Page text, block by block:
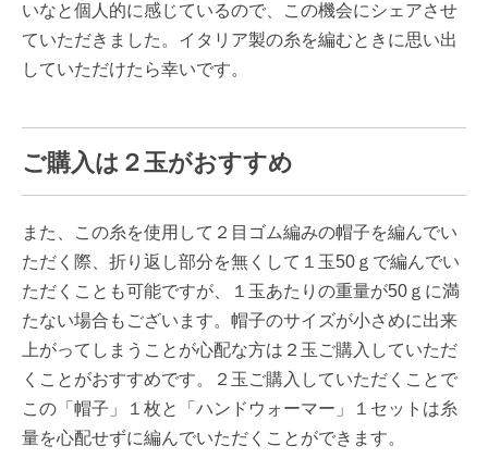
いなと個人的に感じているので、この機会にシェアさせ
ていただきました。イタリア製の糸を編むときに思い出
していただけたら幸いです。
ご購入は２玉がおすすめ
また、この糸を使用して２目ゴム編みの帽子を編んでい
ただく際、折り返し部分を無くして１玉50ｇで編んでい
ただくことも可能ですが、１玉あたりの重量が50ｇに満
たない場合もございます。帽子のサイズが小さめに出来
上がってしまうことが心配な方は２玉ご購入していただ
くことがおすすめです。２玉ご購入していただくことで
この「帽子」１枚と「ハンドウォーマー」１セットは糸
量を心配せずに編んでいただくことができます。